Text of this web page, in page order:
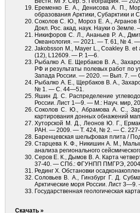
Еременко Е. А., Денисова А. П.,
образования Арктики, Субарктики
Соколов С. Ю., Мороз Е. А., Агранов
Докл. Рос. акад. наук. Науки о
Никифоров С. Л., Ананьев Р. А.,
Океанология. — 2021. — Т. 61, № 4.
Jakobsson M., Mayer L., Coakley B.
(12), L12609. — P. 1—6.
Рыбалко А. Е. Щербаков В. А.,
РФ и результаты полевых работ по
Запада России. — 2020. — Вып. 7. —
Рыбалко А. Е., Щербаков В. А.,
№ 1. — С. 44—51.
Яшин Д. С. Распределение
России. Лист 1—9. — М.: Науч. мир,
Соколов С. Ю., Абрамова А. С.,
картирования донных обнажений
Хуторской М. Д., Леонов Ю. Г.,
РАН. — 2009. — Т. 424, № 2. — С.
Баренцевская шельфовая плита /
Старцева К. Ф., Никишин А. М.,
анализа регионального
Серов Е. К., Дымов В. А. Карта
37-40. — СПб.: ФГУНПП ПМГРЭ,
Рединг Х. Обстановки
Соловьев В. А., Гинзбург Г. Д.
Арктические моря России. Лист
Государственная геологическая
Скачать »